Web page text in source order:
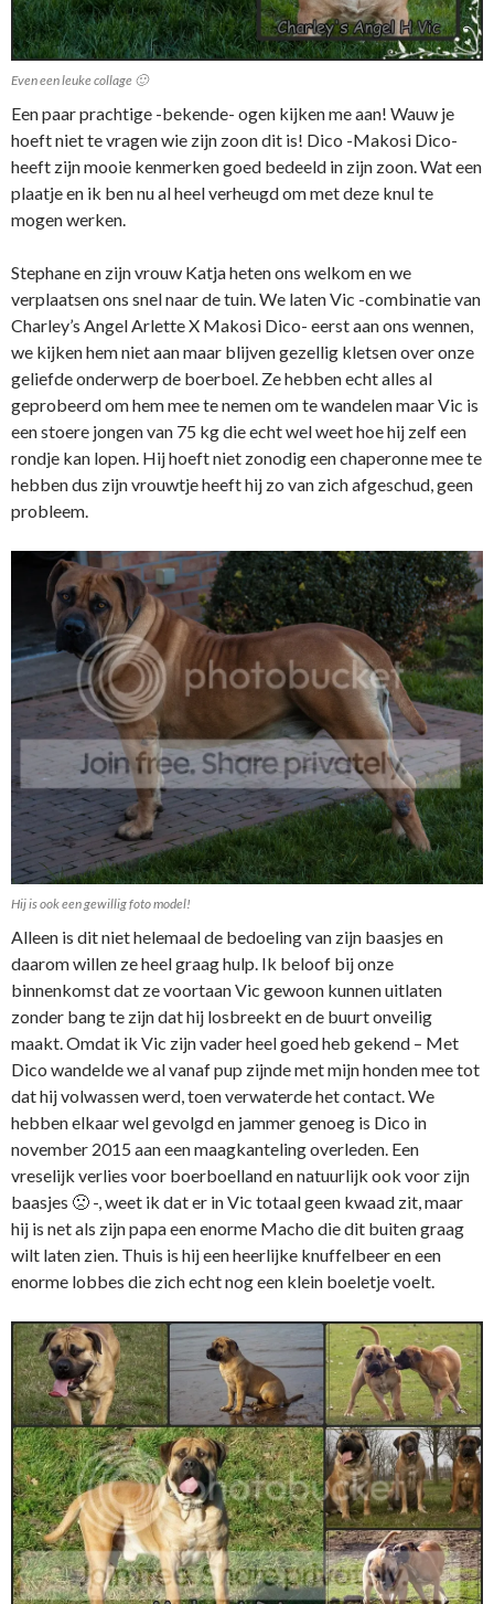
Even een leuke collage 🙂
Een paar prachtige -bekende- ogen kijken me aan! Wauw je
hoeft niet te vragen wie zijn zoon dit is! Dico -Makosi Dico-
heeft zijn mooie kenmerken goed bedeeld in zijn zoon. Wat een
plaatje en ik ben nu al heel verheugd om met deze knul te
mogen werken.
Stephane en zijn vrouw Katja heten ons welkom en we
verplaatsen ons snel naar de tuin. We laten Vic -combinatie van
Charley’s Angel Arlette X Makosi Dico- eerst aan ons wennen,
we kijken hem niet aan maar blijven gezellig kletsen over onze
geliefde onderwerp de boerboel. Ze hebben echt alles al
geprobeerd om hem mee te nemen om te wandelen maar Vic is
een stoere jongen van 75 kg die echt wel weet hoe hij zelf een
rondje kan lopen. Hij hoeft niet zonodig een chaperonne mee te
hebben dus zijn vrouwtje heeft hij zo van zich afgeschud, geen
probleem.
Hij is ook een gewillig foto model!
Alleen is dit niet helemaal de bedoeling van zijn baasjes en
daarom willen ze heel graag hulp. Ik beloof bij onze
binnenkomst dat ze voortaan Vic gewoon kunnen uitlaten
zonder bang te zijn dat hij losbreekt en de buurt onveilig
maakt. Omdat ik Vic zijn vader heel goed heb gekend – Met
Dico wandelde we al vanaf pup zijnde met mijn honden mee tot
dat hij volwassen werd, toen verwaterde het contact. We
hebben elkaar wel gevolgd en jammer genoeg is Dico in
november 2015 aan een maagkanteling overleden. Een
vreselijk verlies voor boerboelland en natuurlijk ook voor zijn
baasjes 🙁 -, weet ik dat er in Vic totaal geen kwaad zit, maar
hij is net als zijn papa een enorme Macho die dit buiten graag
wilt laten zien. Thuis is hij een heerlijke knuffelbeer en een
enorme lobbes die zich echt nog een klein boeletje voelt.